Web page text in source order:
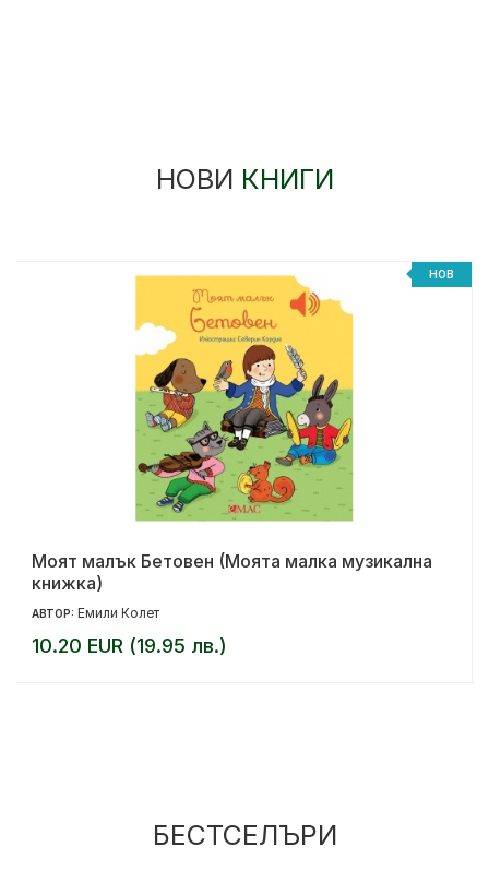
НОВИ КНИГИ
НОВ
Моят малък Бетовен (Моята малка музикална
книжка)
АВТОР: Емили Колет
10.20 EUR (19.95 лв.)
БЕСТСЕЛЪРИ